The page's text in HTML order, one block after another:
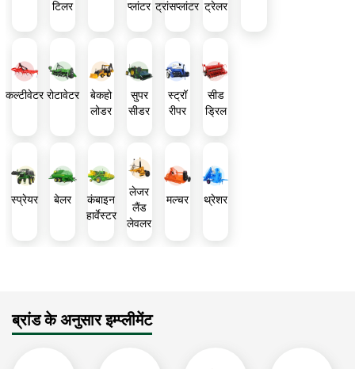
कल्टीवेटर
स्प्रेयर
टिलर
रोटावेटर
बेलर
बेकहो
लोडर
कंबाइन
हार्वेस्टर
प्लांटर
सुपर
सीडर
लेजर
लैंड
लेवलर
ट्रांसप्लांटर
स्ट्रॉ
रीपर
मल्चर
ट्रेलर
सीड
ड्रिल
थ्रेशर
ब्रांड के अनुसार इम्प्लीमेंट